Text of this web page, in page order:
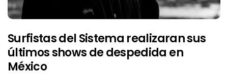
Surfistas del Sistema realizaran sus
últimos shows de despedida en
México